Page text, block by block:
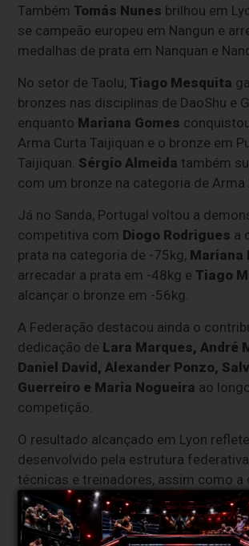
Também Tomás Nunes brilhou em
se campeão europeu em Nangun e
medalhas de prata em Nanquan e
No setor de Taolu, Tiago Mesquita
bronzes nas disciplinas de DaoShu e
enquanto Mariana Gomes
Arma Curta Taijiquan e o bronze em
Taijiquan. Sérgio Almeida também
com um bronze na categoria de Arma
Já no Sanda, Portugal voltou a
competitiva com Diogo Rodrigues a
prata na categoria de -75kg, Mariana
arrecadar a prata em -48kg e Tiago
alcançar o bronze em -56kg.
A Federação destacou ainda o
dedicação de Lara Marques, André
Daniel David, Alexander Ponzo,
Guerreiro e Maria Nogueira ao
competição.
O resultado alcançado em Lyon
desenvolvido pela estrutura
técnicas e treinadores, assim como a
espírito de superação demonstrados
longo da época.